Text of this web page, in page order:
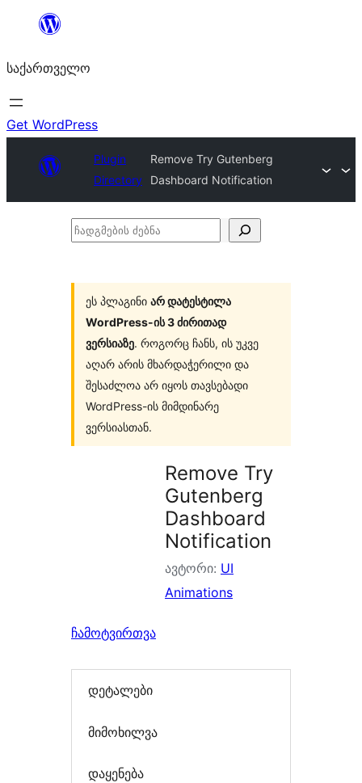
შიგთავსზე
საქართველო
Get WordPress
Plugin
Directory
Remove Try Gutenberg
Dashboard Notification
ჩადგმების
ეს პლაგინი არ დატესტილა
WordPress-ის 3 ძირითად
ვერსიაზე. როგორც ჩანს, ის უკვე
აღარ არის მხარდაჭერილი და
შესაძლოა არ იყოს თავსებადი
WordPress-ის მიმდინარე
ვერსიასთან.
Remove Try
Gutenberg
Dashboard
Notification
ავტორი: UI
Animations
ჩამოტვირთვა
დეტალები
მიმოხილვა
დაყენება